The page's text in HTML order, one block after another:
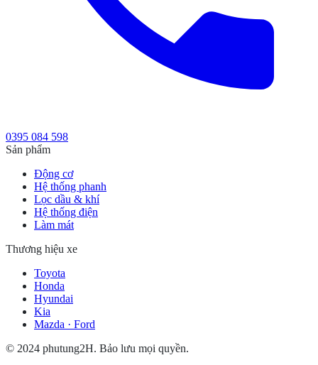
0395 084 598
Sản phẩm
Động cơ
Hệ thống phanh
Lọc dầu & khí
Hệ thống điện
Làm mát
Thương hiệu xe
Toyota
Honda
Hyundai
Kia
Mazda · Ford
© 2024 phutung2H. Bảo lưu mọi quyền.